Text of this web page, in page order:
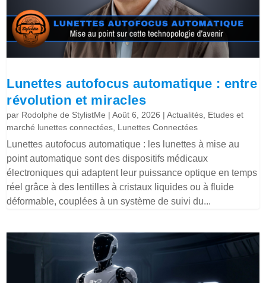
Lunettes autofocus automatique : entre
révolution et miracles
par Rodolphe de StylistMe |Août 6, 2026 |Actualités Etudes et
marché lunettes connectées Lunettes Connectées
Lunettes autofocus automatique : les lunettes à mise au
point automatique sont des dispositifs médicaux
électroniques qui adaptent leur puissance optique en temps
réel grâce à des lentilles à cristaux liquides ou à fluide
déformable, couplées à un système de suivi du...